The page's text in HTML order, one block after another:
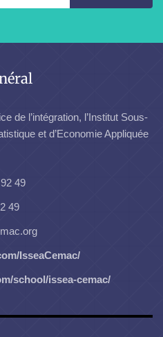
de l’intégration, l’Institut Sous-
et d’Economie Appliquée
49
49
IsseaCemac/
school/issea-cemac/